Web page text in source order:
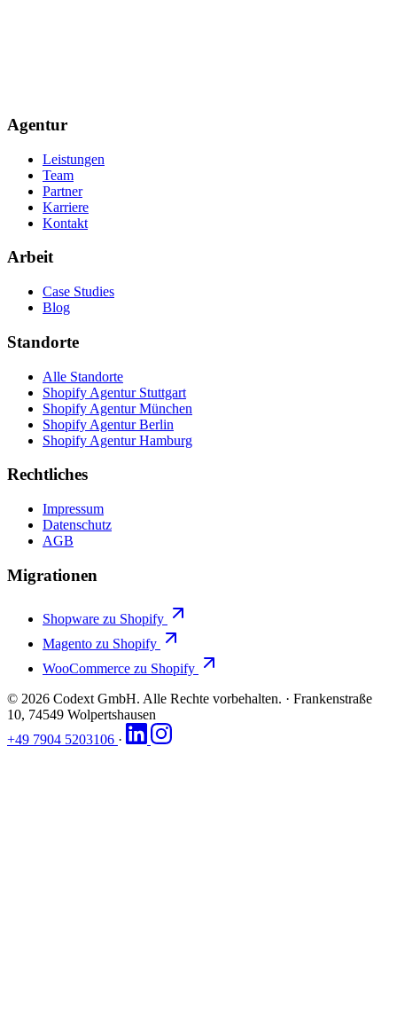
Agentur
Leistungen
Team
Partner
Karriere
Kontakt
Arbeit
Case Studies
Blog
Standorte
Alle Standorte
Shopify Agentur Stuttgart
Shopify Agentur München
Shopify Agentur Berlin
Shopify Agentur Hamburg
Rechtliches
Impressum
Datenschutz
AGB
Migrationen
Shopware zu Shopify
Magento zu Shopify
WooCommerce zu Shopify
© 2026 Codext GmbH. Alle Rechte vorbehalten. · Frankenstraße
10, 74549 Wolpertshausen
+49 7904 5203106 ·